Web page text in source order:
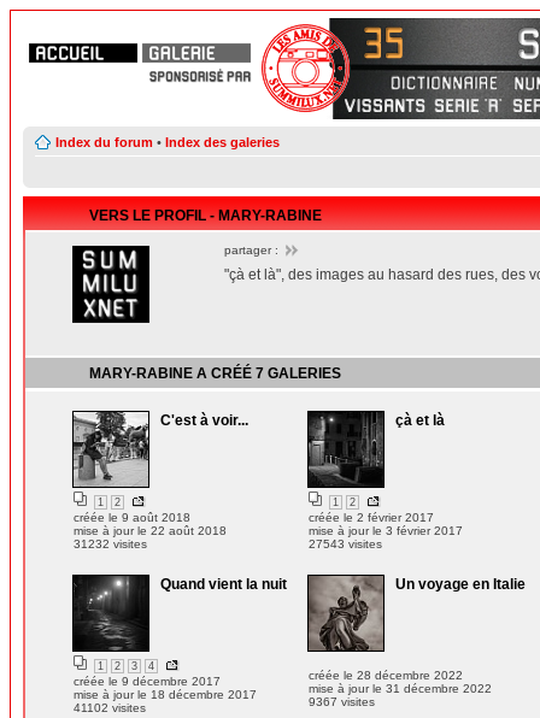
Index du forum • Index des galeries
VERS LE PROFIL - MARY-RABINE
partager :
"çà et là", des images au hasard des rues, des
MARY-RABINE A CRÉÉ 7 GALERIES
C'est à voir...
1 2
créée le 9 août 2018
mise à jour le 22 août 2018
31232 visites
çà et là
1 2
créée le 2 février 2017
mise à jour le 3 février 2017
27543 visites
Quand vient la nuit
1 2 3 4
créée le 9 décembre 2017
mise à jour le 18 décembre 2017
41102 visites
Un voyage en Italie
créée le 28 décembre 2022
mise à jour le 31 décembre 2022
9367 visites